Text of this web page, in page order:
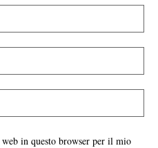
in questo browser per il mio